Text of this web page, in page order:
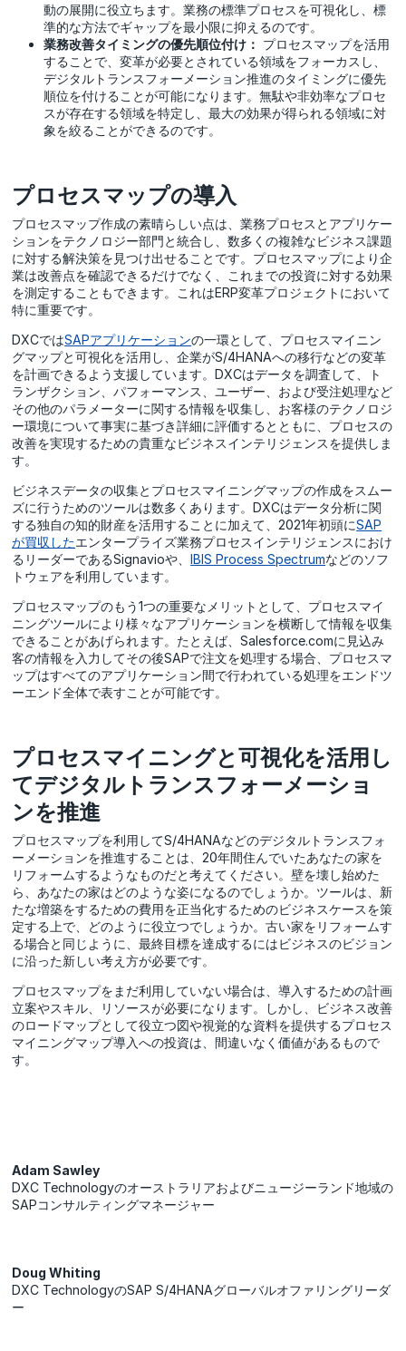
動の展開に役立ちます。業務の標準プロセスを可視化し、標
準的な方法でギャップを最小限に抑えるのです。
業務改善タイミングの優先順位付け： プロセスマップを活用
することで、変革が必要とされている領域をフォーカスし、
デジタルトランスフォーメーション推進のタイミングに優先
順位を付けることが可能になります。無駄や非効率なプロセ
スが存在する領域を特定し、最大の効果が得られる領域に対
象を絞ることができるのです。
プロセスマップの導入
プロセスマップ作成の素晴らしい点は、業務プロセスとアプリケー
ションをテクノロジー部門と統合し、数多くの複雑なビジネス課題
に対する解決策を見つけ出せることです。プロセスマップにより企
業は改善点を確認できるだけでなく、これまでの投資に対する効果
を測定することもできます。これはERP変革プロジェクトにおいて
特に重要です。
DXCではSAPアプリケーションの一環として、プロセスマイニン
グマップと可視化を活用し、企業がS/4HANAへの移行などの変革
を計画できるよう支援しています。DXCはデータを調査して、ト
ランザクション、パフォーマンス、ユーザー、および受注処理など
その他のパラメーターに関する情報を収集し、お客様のテクノロジ
ー環境について事実に基づき詳細に評価するとともに、プロセスの
改善を実現するための貴重なビジネスインテリジェンスを提供しま
す。
ビジネスデータの収集とプロセスマイニングマップの作成をスムー
ズに行うためのツールは数多くあります。DXCはデータ分析に関
する独自の知的財産を活用することに加えて、2021年初頭にSAP
が買収したエンタープライズ業務プロセスインテリジェンスにおけ
るリーダーであるSignavioや、IBIS Process Spectrumなどのソフ
トウェアを利用しています。
プロセスマップのもう1つの重要なメリットとして、プロセスマイ
ニングツールにより様々なアプリケーションを横断して情報を収集
できることがあげられます。たとえば、Salesforce.comに見込み
客の情報を入力してその後SAPで注文を処理する場合、プロセスマ
ップはすべてのアプリケーション間で行われている処理をエンドツ
ーエンド全体で表すことが可能です。
プロセスマイニングと可視化を活用し
てデジタルトランスフォーメーショ
ンを推進
プロセスマップを利用してS/4HANAなどのデジタルトランスフォ
ーメーションを推進することは、20年間住んでいたあなたの家を
リフォームするようなものだと考えてください。壁を壊し始めた
ら、あなたの家はどのような姿になるのでしょうか。ツールは、新
たな増築をするための費用を正当化するためのビジネスケースを策
定する上で、どのように役立つでしょうか。古い家をリフォームす
る場合と同じように、最終目標を達成するにはビジネスのビジョン
に沿った新しい考え方が必要です。
プロセスマップをまだ利用していない場合は、導入するための計画
立案やスキル、リソースが必要になります。しかし、ビジネス改善
のロードマップとして役立つ図や視覚的な資料を提供するプロセス
マイニングマップ導入への投資は、間違いなく価値があるもので
す。
Adam Sawley
DXC Technologyのオーストラリアおよびニュージーランド地域の
SAPコンサルティングマネージャー
Doug Whiting
DXC TechnologyのSAP S/4HANAグローバルオファリングリーダ
ー